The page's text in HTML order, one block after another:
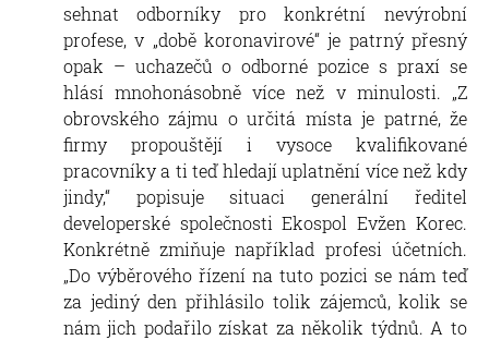
sehnat odborníky pro konkrétní nevýrobní
profese, v „době koronavirové“ je patrný přesný
opak – uchazečů o odborné pozice s praxí se
hlásí mnohonásobně více než v minulosti. „Z
obrovského zájmu o určitá místa je patrné, že
firmy propouštějí i vysoce kvalifikované
pracovníky a ti teď hledají uplatnění více než kdy
jindy,“ popisuje situaci generální ředitel
developerské společnosti Ekospol Evžen Korec.
Konkrétně zmiňuje například profesi účetních.
„Do výběrového řízení na tuto pozici se nám teď
za jediný den přihlásilo tolik zájemců, kolik se
nám jich podařilo získat za několik týdnů. A to